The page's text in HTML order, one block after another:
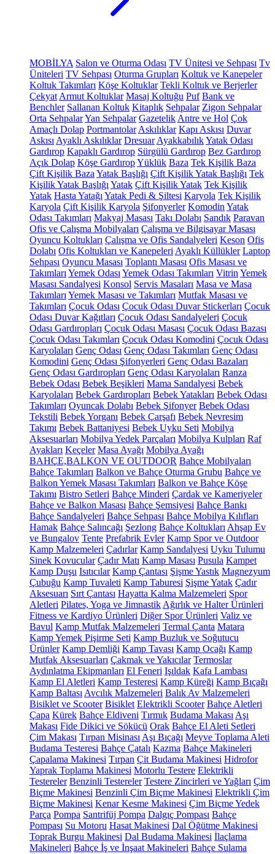
MOBİLYA Salon ve Oturma Odası TV Ünitesi ve Sehpası Tv
Üniteleri TV Sehpası Oturma Grupları Koltuk ve Kanepeler
Koltuk Takımları Köşe Koltuklar Tekli Koltuk ve Berjerler
Çekyat Armut Koltuklar Masaj Koltuğu Puf Bank ve
Benchler Sallanan Koltuk Kitaplık Sehpalar Zigon Sehpalar
Orta SehpalarYan Sehpalar Gazetelik Antre ve Hol Çok
Amaçlı Dolap Portmantolar Askılıklar Kapı Askısı Duvar
Askısı Ayaklı Askılıklar Dresuar AyakkabılıkYatak Odası
Gardırop Kapaklı Gardırop Sürgülü Gardırop Bez Gardırop
Açık Dolap Köşe GardıropYüklük Baza Tek Kişilik Baza
Çift Kişilik Baza Yatak Başlığı Çift Kişilik Yatak Başlığı Tek
Kişilik Yatak Başlığı Yatak Çift Kişilik Yatak Tek Kişilik
Yatak Hasta Yatağı Yatak Pedi & Şiltesi Karyola Tek Kişilik
Karyola Çift Kişilik Karyola Şifonyerler Komodin Yatak
Odası Takımları Makyaj Masası Takı Dolabı Sandık Paravan
Ofis ve Çalışma Mobilyaları Çalışma ve Bilgisayar Masası
Oyuncu Koltukları Çalışma ve Ofis Sandalyeleri Keson Ofis
Dolabı Ofis Koltukları ve Kanepeleri Ayaklı Küllükler Laptop
Sehpası Oyuncu Masası Toplantı Masası Ofis Masası ve
Takımları Yemek Odası Yemek Odası Takımları Vitrin Yemek
Masası Sandalyesi Konsol Servis Masaları Masa ve Masa
Takımları Yemek Masası ve Takımları Mutfak Masası ve
Takımları Çocuk Odası Çocuk Odası Duvar Stickerları Çocuk
Odası Duvar Kağıtları Çocuk Odası Sandalyeleri Çocuk
Odası Gardıropları Çocuk Odası Masası Çocuk Odası Bazası
Çocuk Odası Takımları Çocuk Odası Komodini Çocuk Odası
Karyolaları Genç Odası Genç Odası Takımları Genç Odası
Komodini Genç Odası Şifonyerleri Genç Odası Bazaları
Genç Odası Gardıropları Genç Odası Karyolaları Ranza
Bebek Odası Bebek Beşikleri Mama Sandalyesi Bebek
Karyolaları Bebek Gardıropları Bebek Yatakları Bebek Odası
Takımları Oyuncak Dolabı Bebek Şifonyer Bebek Odası
Tekstili Bebek Yorganı Bebek Çarşafı Bebek Nevresim
Takımı Bebek Battaniyesi Bebek Uyku Seti Mobilya
Aksesuarları Mobilya Yedek Parçaları Mobilya Kulpları Raf
Ayakları Keçeler Masa Ayağı Mobilya Ayağı
BAHÇE,BALKON VE OUTDOOR Bahçe Mobilyaları
Bahçe Takımları Balkon ve Bahçe Oturma Grubu Bahçe ve
Balkon Yemek Masası Takımları Balkon ve Bahçe Köşe
Takımı Bistro Setleri Bahçe Minderi Çardak ve Kameriyeler
Bahçe ve Balkon Masası Bahçe Şemsiyesi Bahçe Bankı
Bahçe Sandalyeleri Bahçe Sehpası Bahçe Mobilya Kılıfları
Hamak Bahçe Salıncağı Şezlong Bahçe Koltukları Ahşap Ev
ve Bungalov Tente Prefabrik Evler Kamp Spor ve Outdoor
Kamp Malzemeleri Çadırlar Kamp Sandalyesi Uyku Tulumu
Sinek Kovucular Çadır Matı Kamp Masası Pusula Kampet
Kamp Duşu Isıtıcılar Kamp Çantası Şişme Yastık Magnezyum
Çubuğu Kamp Tuvaleti Kamp Taburesi Şişme Yatak Çadır
Aksesuarı Sırt Çantası Hayatta Kalma Malzemeleri Spor
Aletleri Pilates, Yoga ve Jimnastik Ağırlık ve Halter Ürünleri
Fitness ve Kardiyo Ürünleri Diğer Spor Ürünleri Valiz ve
Bavul Kamp Mutfak Malzemeleri Termal Çanta Matara
Kamp Yemek Pişirme Seti Kamp Buzluk ve Soğutucu
Ürünler Kamp Demliği Kamp Tavası Kamp Ocağı Kamp
Mutfak Aksesuarları Çakmak ve Yakıcılar Termoslar
Aydınlatma Ekipmanları El Feneri Işıldak Kafa Lambası
Kamp El Aletleri Kamp Testeresi Kamp Küreği Kamp Bıçağı
Kamp Baltası Avcılık Malzemeleri Balık Av Malzemeleri
Bisiklet ve Scooter Bisiklet Elektrikli Scooter Bahçe Aletleri
Çapa Kürek Bahçe Eldiveni Tırmık Budama Makası Aşı
Makası Fide Dikici ve Sökücü Orak Bahçe El Aleti Setleri
Çim Makası Tırpan Misinası Aşı Bıçağı Meyve Toplama Aleti
Budama Testeresi Bahçe Çatalı Kazma Bahçe Makineleri
Çapalama Makinesi Tırpan Çit Budama Makinesi Hidrofor
Yaprak Toplama Makinesi Motorlu Testere Elektrikli
Testereler Benzinli Testereler Testere Zincirleri ve Yağları Çim
Biçme Makinesi Benzinli Çim Biçme Makinesi Elektrikli Çim
Biçme Makinesi Kenar Kesme Makinesi Çim Biçme Yedek
Parça Pompa Santrifüj Pompa Dalgıç Pompası Bahçe
Pompası Su Motoru Hasat Makinesi Dal Öğütme Makinesi
Toprak Burgu Makinesi Dal Budama Makinesi İlaçlama
Makineleri Bahçe İş ve İnşaat Makineleri Bahçe Sulama